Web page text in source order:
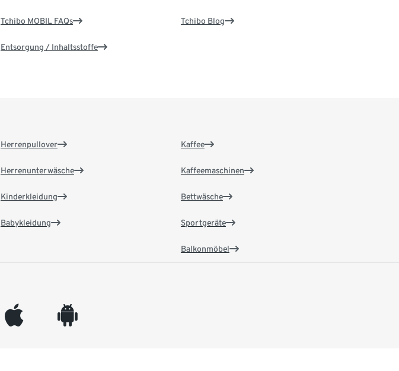
Tchibo MOBIL FAQs
Entsorgung / Inhaltsstoffe
Tchibo Blog
Herrenpullover
Herrenunterwäsche
Kinderkleidung
Babykleidung
Kaffee
Kaffeemaschinen
Bettwäsche
Sportgeräte
Balkonmöbel
appleinc android